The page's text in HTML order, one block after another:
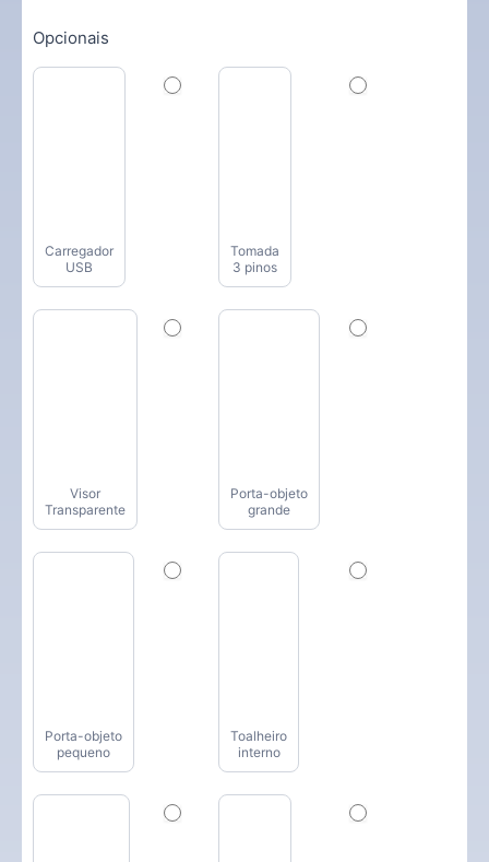
Opcionais
Carregador
USB
Tomada
3 pinos
Visor
Transparente
Porta-objeto
grande
Porta-objeto
pequeno
Toalheiro
interno